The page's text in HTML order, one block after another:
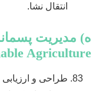
انتقال نشا.
Agriculture)
طراحی و